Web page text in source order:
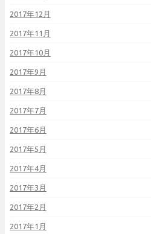
2017年12月
2017年11月
2017年10月
2017年9月
2017年8月
2017年7月
2017年6月
2017年5月
2017年4月
2017年3月
2017年2月
2017年1月